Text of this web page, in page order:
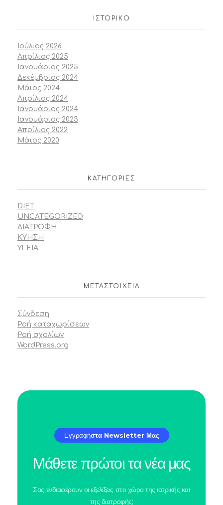
ΙΣΤΟΡΙΚΌ
Ιούλιος 2026
Απρίλιος 2025
Ιανουάριος 2025
Δεκέμβριος 2024
Μάιος 2024
Απρίλιος 2024
Ιανουάριος 2024
Ιανουάριος 2023
Απρίλιος 2022
Μάιος 2020
KΑΤΗΓΟΡΊΕΣ
DIET
UNCATEGORIZED
ΔΙΑΤΡΟΦΗ
ΚΥΗΣΗ
ΥΓΕΙΑ
ΜΕΤΑΣΤΟΙΧΕΊΑ
Σύνδεση
Ροή καταχωρίσεων
Ροή σχολίων
WordPress.org
ΕγγραφήΣτα Newsletter Μας
Μάθετε πρώτοι τα νέα μας
Σας ενδιαφέρουν οι εξελίξεις στο χώρο της ιατρικής και
της διατροφής;